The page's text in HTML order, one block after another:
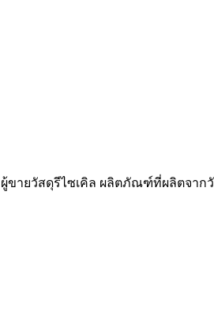
ขายวัสดุรีไซเคิล ผลิตภัณฑ์ที่ผลิตจาก